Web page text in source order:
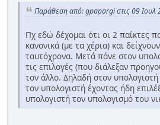
Παράθεση από: gpapargi στις 09
Πχ εδώ δέχομαι ότι οι 2 παίκτες
κανονικά (με τα χέρια) και
ταυτόχρονα. Μετά πάνε στον
τις επιλογές (που διάλεξαν
τον άλλο. Δηλαδή στον
τον υπολογιστή έχοντας ήδη
υπολογιστή τον υπολογισμό του